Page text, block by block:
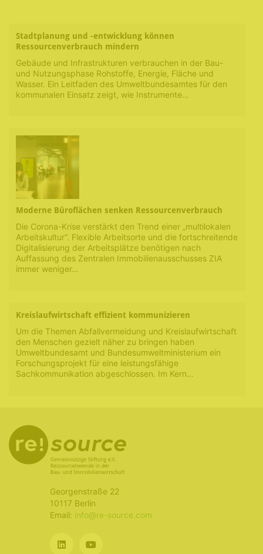
Stadtplanung und -entwicklung können
Ressourcenverbrauch mindern
Gebäude und Infrastrukturen verbrauchen in der Bau-
und Nutzungsphase Rohstoffe, Energie, Fläche und
Wasser. Ein Leitfaden des Umweltbundesamtes für den
kommunalen Einsatz zeigt, wie Instrumente…
Moderne Büroflächen senken Ressourcenverbrauch
Die Corona-Krise verstärkt den Trend einer „multilokalen
Arbeitskultur“. Flexible Arbeitsorte und die fortschreitende
Digitalisierung der Arbeitsplätze benötigen nach
Auffassung des Zentralen Immobilienausschusses ZIA
immer weniger…
Kreislaufwirtschaft effizient kommunizieren
Um die Themen Abfallvermeidung und Kreislaufwirtschaft
den Menschen gezielt näher zu bringen haben
Umweltbundesamt und Bundesumweltministerium ein
Forschungsprojekt für eine leistungsfähige
Sachkommunikation abgeschlossen. Im Kern…
Georgenstraße 22
10117 Berlin
Email: info@re-source.com